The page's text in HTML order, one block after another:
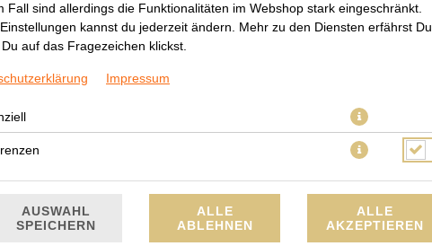
Salat, Zitronengras, Koriander,
mit Limettensoße (Scharf)
Koriander, Karotten, Zwiebeln,
Pfifferlingen, Porree, Shitake,
Fall sind allerdings die Funktionalitäten im Webshop stark eingeschränkt.
kannst du jederzeit ändern. Mehr zu den Diensten erfährst Du,
auf das Fragezeichen klickst.
Impressum
AUSWAHL
SPEICHERN
ALLE
ABLEHNEN
ALLE
AKZEPTIEREN